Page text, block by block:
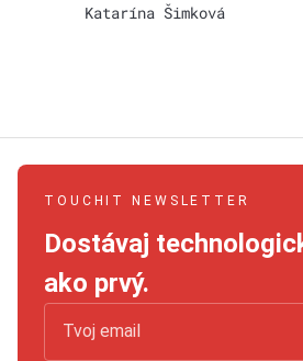
Katarína Šimková
TOUCHIT NEWSLETTER
Dostávaj
ako prvý.